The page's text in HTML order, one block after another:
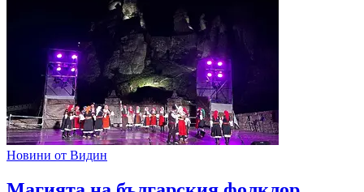
Новини от Видин